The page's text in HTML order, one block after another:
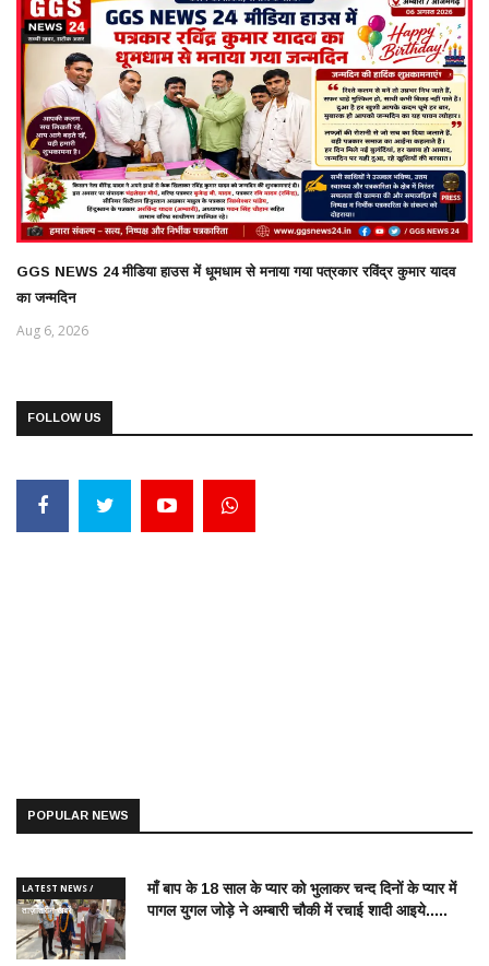
GGS NEWS 24 मीडिया हाउस में धूमधाम से मनाया गया पत्रकार रविंद्र कुमार यादव
का जन्मदिन
Aug 6, 2026
FOLLOW US
POPULAR NEWS
LATEST NEWS /
ताज़ातरीन खबरें
माँ बाप के 18 साल के प्यार को भुलाकर चन्द दिनों के प्यार में
पागल युगल जोड़े ने अम्बारी चौकी में रचाई शादी आइये.....